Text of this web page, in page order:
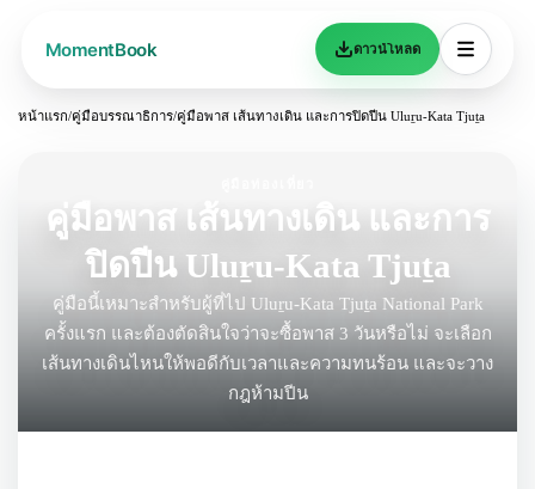
ดาวน์โหลด
หน้าแรก/คู่มือบรรณาธิการ/คู่มือพาส เส้นทางเดิน และการปิดปีน Uluṟu-Kata Tjuṯa
คู่มือพาส เส้นทางเดิน และการ
ปิดปีน Uluṟu-Kata Tjuṯa
คู่มือนี้เหมาะสำหรับผู้ที่ไป Uluṟu-Kata Tjuṯa National Park
ครั้งแรก และต้องตัดสินใจว่าจะซื้อพาส 3 วันหรือไม่ จะเลือก
เส้นทางเดินไหนให้พอดีกับเวลาและความทนร้อน และจะวาง
กฎห้ามปีน